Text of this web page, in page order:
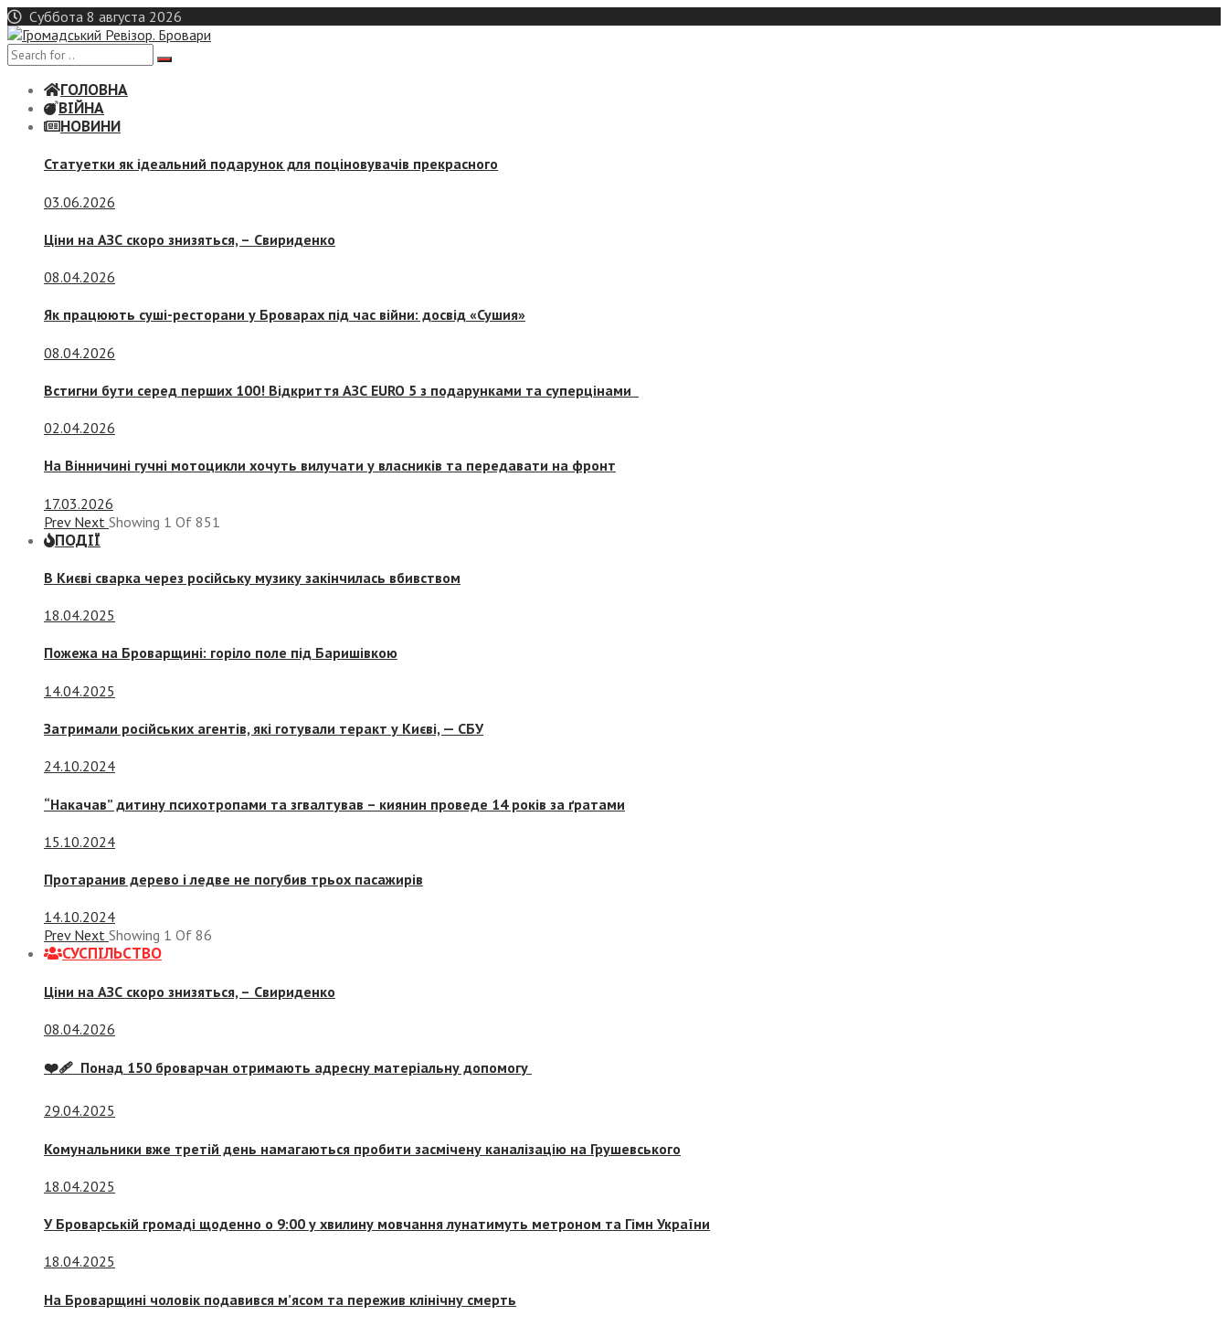
Skip
to
content
Суббота 8 августа 2026
ГОЛОВНА
ВІЙНА
НОВИНИ
Статуетки як ідеальний подарунок для поціновувачів прекрасного
03.06.2026
Ціни на АЗС скоро знизяться, – Свириденко
08.04.2026
Як працюють суші-ресторани у Броварах під час війни: досвід «Сушия»
08.04.2026
Встигни бути серед перших 100! Відкриття АЗС EURO 5 з подарунками та суперцінами
02.04.2026
На Вінничині гучні мотоцикли хочуть вилучати у власників та передавати на фронт
17.03.2026
Prev Next Showing 1 Of 851
ПОДІЇ
В Києві сварка через російську музику закінчилась вбивством
18.04.2025
Пожежа на Броварщині: горіло поле під Баришівкою
14.04.2025
Затримали російських агентів, які готували теракт у Києві, — СБУ
24.10.2024
“Накачав” дитину психотропами та згвалтував – киянин проведе 14 років за ґратами
15.10.2024
Протаранив дерево і ледве не погубив трьох пасажирів
14.10.2024
Prev Next Showing 1 Of 86
СУСПIЛЬСТВО
Ціни на АЗС скоро знизяться, – Свириденко
08.04.2026
❤️‍🩹 Понад 150 броварчан отримають адресну матеріальну допомогу
29.04.2025
Комунальники вже третій день намагаються пробити засмічену каналізацію на Грушевського
18.04.2025
У Броварській громаді щоденно о 9:00 у хвилину мовчання лунатимуть метроном та Гімн України
18.04.2025
На Броварщині чоловік подавився м’ясом та пережив клінічну смерть